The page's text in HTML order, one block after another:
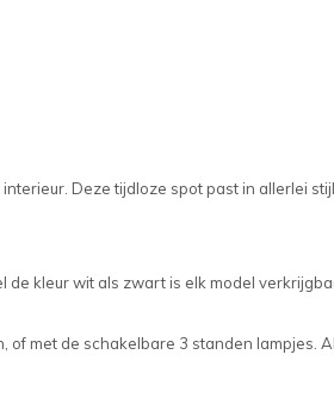
Deze tijdloze spot past in allerlei
kleur wit als zwart is elk model
of met de schakelbare 3 standen lampjes.